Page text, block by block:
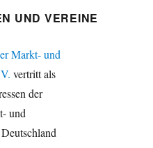
UND VEREINE
Markt- und
vertritt als
der
und